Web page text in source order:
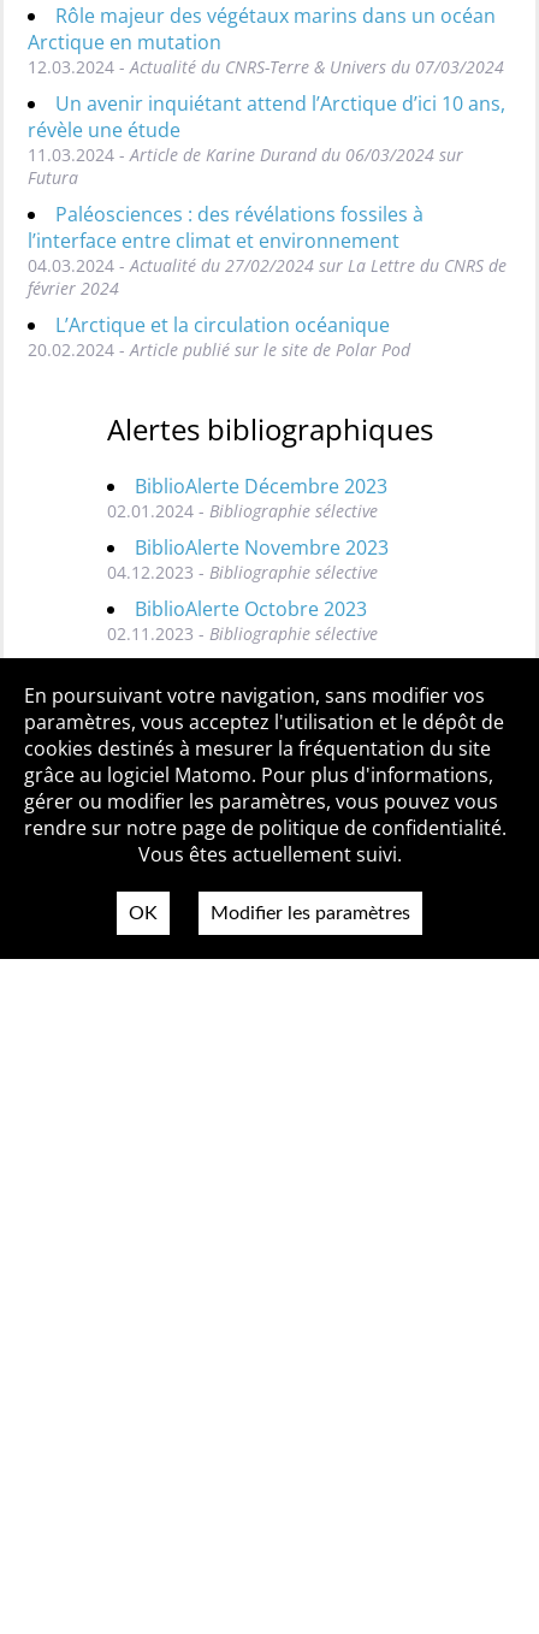
Rôle majeur des végétaux marins dans un océan
Arctique en mutation
12.03.2024 -Actualité du CNRS-Terre & Univers du 07/03/2024
Un avenir inquiétant attend l’Arctique d’ici 10 ans,
révèle une étude
11.03.2024 -Article de Karine Durand du 06/03/2024 sur
Futura
Paléosciences : des révélations fossiles à
l’interface entre climat et environnement
04.03.2024 -Actualité du 27/02/2024 sur La Lettre du CNRS de
février 2024
L’Arctique et la circulation océanique
20.02.2024 -Article publié sur le site de Polar Pod
Alertes bibliographiques
BiblioAlerte Décembre 2023
02.01.2024 - Bibliographie sélective
BiblioAlerte Novembre 2023
04.12.2023 - Bibliographie sélective
BiblioAlerte Octobre 2023
02.11.2023 - Bibliographie sélective
Toutes les BiblioAlertes
Qui sommes-nous ? Mentions légales
Accessibilité
Politique de confidentialité
Contact
En poursuivant votre navigation, sans modifier vos
paramètres, vous acceptez l'utilisation et le dépôt de
cookies destinés à mesurer la fréquentation du site
grâce au logiciel Matomo. Pour plus d'informations,
gérer ou modifier les paramètres, vous pouvez vous
rendre sur notre page de politique de confidentialité.
Vous êtes actuellement suivi.
OK Modifier les paramètres